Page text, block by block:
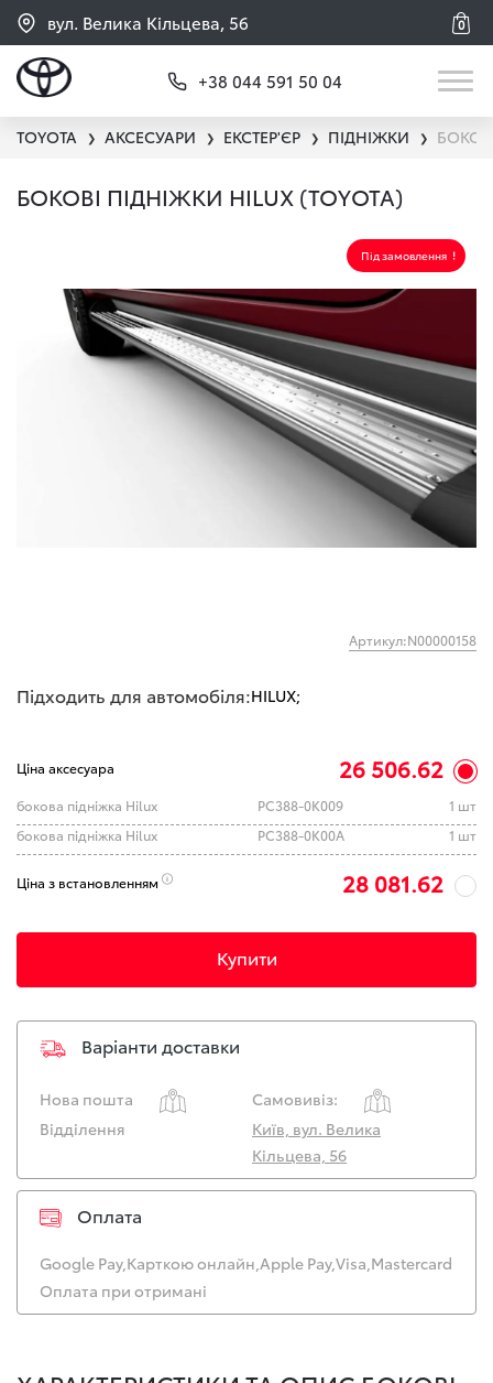
вул. Велика Кільцева, 56 0
+38 044 591 50 04
TOYOTA ❯ АКСЕСУАРИ ❯ ЕКСТЕР'ЄР ❯ ПІДНІЖКИ ❯
БОКОВІ ПІДНІЖКИ HILUX (TOYOTA)
Під замовлення
Артикул:N00000158
Підходить для автомобіля:HILUX;
Ціна аксесуара 26 506.62
бокова підніжка Hilux PC388-0K009
1 шт
бокова підніжка Hilux
PC388-0K00A 1 шт
Ціна з встановленням 28 081.62
Купити
Варіанти доставки
Нова пошта
Самовивіз:
Відділення
Київ, вул. Велика
Кільцева, 56
Оплата
Google Pay,Карткою онлайн,Apple Pay,Visa,Mastercard
Оплата при отримані